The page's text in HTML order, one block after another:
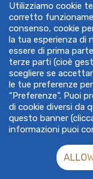
Utilizziamo cookie
corretto
consenso, cookie
la tua esperienza di
essere di prima
terze parti (cioè
scegliere se
le tue preferenze
“Preferenze”. Puoi
di cookie diversi da
questo banner
informazioni puoi